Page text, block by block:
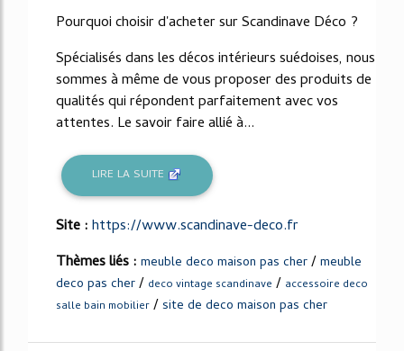
Pourquoi choisir d'acheter sur Scandinave Déco ?
Spécialisés dans les décos intérieurs suédoises, nous
sommes à même de vous proposer des produits de
qualités qui répondent parfaitement avec vos
attentes. Le savoir faire allié à...
LIRE LA SUITE
Site :https://www.scandinave-deco.fr
Thèmes liés : meuble deco maison pas cher/meuble
deco pas cher/ deco vintage scandinave / accessoire deco
salle bain mobilier /site de deco maison pas cher